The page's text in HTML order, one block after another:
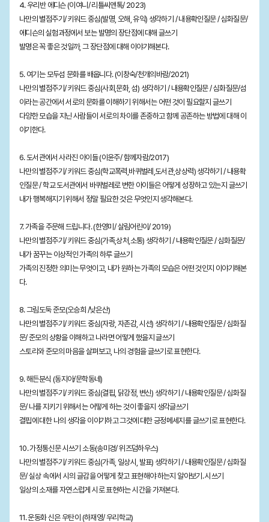
4. 우리반 에디슨 (이여니/ 리틀씨앤톡/ 2023)
나만의 별점주기/ 키워드 중심(발명, 오해, 유익) 생각하기 / 내용확인질문 / 심화질문/
에디슨의 실험과정에서 보는 발명의 장단점에 대해 글쓰기
발명은 꼭 좋은 것일까, 그 장단점에 대해 이야기해본다.
5. 여기는 모두섬 문화를 배웁니다. (이창숙/천개의바람/2021)
나만의 별점주기/ 키워드 중심(사회,문화, 섬) 생각하기 / 내용확인질문 / 심화질문/섬
이라는 공간에서 서로의 문화를 이해하기 위해서는 어떤 것이 필요할지 글쓰기
다양한 모습을 지닌 사람들이 서로의 차이를 존중하고 함께 공존하는 방법에 대해 이
야기한다.
6. 도서관에서 사라진 아이들 (이윤주/ 함께자람/2017)
나만의 별점주기/ 키워드 중심(학교폭력,바퀴벌레,도서관,상상력) 생각하기 / 내용확
인질문 / 학교 도서관에서 바퀴벌레로 변한 아이들은 어떻게 성장하고 있는지 글쓰기
내가 행복해지기 위해서 정말 필요한 것은 무엇인지 생각해본다.
7. 가족을 주문해 드립니다. (한영미/ 살림어린이/ 2019)
나만의 별점주기/ 키워드 중심(가족,상처,소통) 생각하기 / 내용확인질문 / 심화질문/
내가 꿈꾸는 이상적인 가족의 하루 글쓰기
가족의 진정한 의미는 무엇이고, 내가 원하는 가족의 모습은 어떤 것인지 이야기해본
다.
8. 그림도둑 준모(오승희 /낮은산)
나만의 별점주기/ 키워드 중심(자랑, 자존감, 시선) 생각하기 / 내용확인질문 / 심화질
문/ 준모의 상황을 이해하고 나라면 어떻게 했을지 글쓰기
스토리와 준모의 마음을 살펴보고, 나의 경험을 글쓰기로 표현한다.
9. 해든분식 (동지아/문학동네)
나만의 별점주기/ 키워드 중심(결핍, 닭강정, 변신) 생각하기 / 내용확인질문 / 심화질
문/ 나를 지키기 위해서는 어떻게 하는 것이 좋을지 생각글쓰기
결핍에 대한 나의 생각을 이야기하고 그것에 대한 긍정메세지를 글쓰기로 표현한다.
10. 가정통신문 시쓰기 소동(송미경/ 위즈덤하우스)
나만의 별점주기/ 키워드 중심(가족, 일상시, 발표) 생각하기 / 내용확인질문 / 심화질
문/ 실상 속에서 시의 글감을 어떻게 찾고 표현해야 하는지 알아보기. 시쓰기
일상의 소재를 자연스럽게 시로 표현하는 시간을 가져본다.
11. 운동화 신은 우탄이 (하재영/ 우리학교)